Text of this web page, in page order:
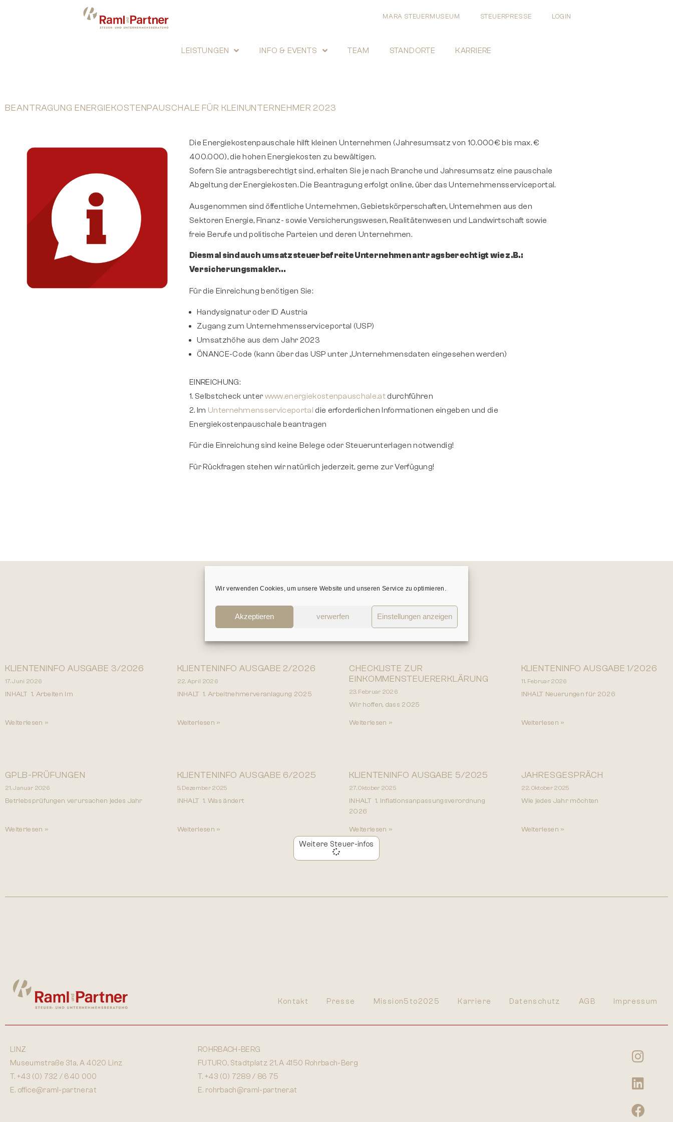
Wir verwenden Cookies, um unsere Website und unseren Service zu optimieren.
Akzeptieren verwerfen Einstellungen anzeigen
MARA STEUERMUSEUM STEUERPRESSE LOGIN
LEISTUNGEN INFO & EVENTS TEAM STANDORTE KARRIERE
BEANTRAGUNG ENERGIEKOSTENPAUSCHALE FÜR KLEINUNTERNEHMER 2023
Die Energiekostenpauschale hilft kleinen Unternehmen (Jahresumsatz von 10.000€ bis max. €
400.000), die hohen Energiekosten zu bewältigen.
Sofern Sie antragsberechtigt sind, erhalten Sie je nach Branche und Jahresumsatz eine pauschale
Abgeltung der Energiekosten. Die Beantragung erfolgt online, über das Unternehmensserviceportal.
Ausgenommen sind öffentliche Unternehmen, Gebiets­körper­schaften, Unternehmen aus den
Sektoren Energie, Finanz- sowie Versicherungs­wesen, Realitäten­wesen und Land­wirt­schaft sowie
freie Berufe und politische Parteien und deren Unternehmen.
Diesmal sind auch umsatzsteuerbefreite Unternehmen antragsberechtigt wie z.B.:
Versicherungsmakler…
Für die Einreichung benötigen Sie:
Handysignatur oder ID Austria
Zugang zum Unternehmensserviceportal (USP)
Umsatzhöhe aus dem Jahr 2023
ÖNANCE-Code (kann über das USP unter „Unternehmensdaten eingesehen werden)
EINREICHUNG:
1. Selbstcheck unter www.energiekostenpauschale.at durchführen
2. Im Unternehmensserviceportal die erforderlichen Informationen eingeben und die
Energiekostenpauschale beantragen
Für die Einreichung sind keine Belege oder Steuerunterlagen notwendig!
Für Rückfragen stehen wir natürlich jederzeit, gerne zur Verfügung!
AKTUELLE
STEUER-INFOS
KLIENTENINFO AUSGABE 3/2026
17. Juni 2026
INHALT 1. Arbeiten im
Weiterlesen »
KLIENTENINFO AUSGABE 2/2026
22. April 2026
INHALT 1. Arbeitnehmerveranlagung 2025
Weiterlesen »
CHECKLISTE ZUR
EINKOMMENSTEUERERKLÄRUNG
23. Februar 2026
Wir hoffen, dass 2025
Weiterlesen »
KLIENTENINFO AUSGABE 1/2026
11. Februar 2026
INHALT Neuerungen für 2026
Weiterlesen »
GPLB-PRÜFUNGEN
21. Januar 2026
Betriebsprüfungen verursachen jedes Jahr
Weiterlesen »
KLIENTENINFO AUSGABE 6/2025
5. Dezember 2025
INHALT 1. Was ändert
Weiterlesen »
KLIENTENINFO AUSGABE 5/2025
27. Oktober 2025
INHALT 1. Inflationsanpassungsverordnung
2026
Weiterlesen »
JAHRESGESPRÄCH
22. Oktober 2025
Wie jedes Jahr möchten
Weiterlesen »
Weitere Steuer-infos
Kontakt Presse Mission5to2025 Karriere Datenschutz AGB Impressum
LINZ
Museumstraße 31a, A 4020 Linz
T. +43 (0) 732 / 640 000
E. office@raml-partner.at
ROHRBACH-BERG
FUTURO, Stadtplatz 21, A 4150 Rohrbach-Berg
T.+43 (0) 7289 / 86 75
E. rohrbach@raml-partner.at